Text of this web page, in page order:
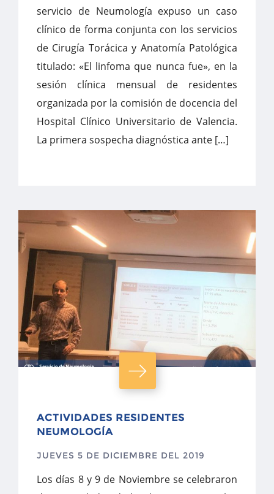
servicio de Neumología expuso un caso
clínico de forma conjunta con los servicios
de Cirugía Torácica y Anatomía Patológica
titulado: «El linfoma que nunca fue», en la
sesión clínica mensual de residentes
organizada por la comisión de docencia del
Hospital Clínico Universitario de Valencia.
La primera sospecha diagnóstica ante […]
ACTIVIDADES RESIDENTES
NEUMOLOGÍA
JUEVES 5 DE DICIEMBRE DEL 2019
Los días 8 y 9 de Noviembre se celebraron